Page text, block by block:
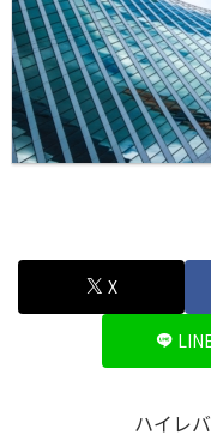
X
ハイレ